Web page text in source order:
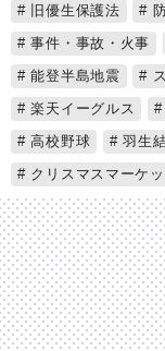
旧優生保護法
事件・事故・火事
能登半島地震
楽天イーグルス
高校野球
羽生
クリスマスマーケッ